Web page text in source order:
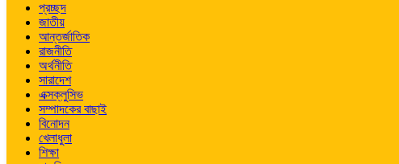
প্রচ্ছদ
জাতীয়
আন্তর্জাতিক
রাজনীতি
অর্থনীতি
সারাদেশ
এক্সক্লুসিভ
সম্পাদকের বাছাই
বিনোদন
খেলাধুলা
শিক্ষা